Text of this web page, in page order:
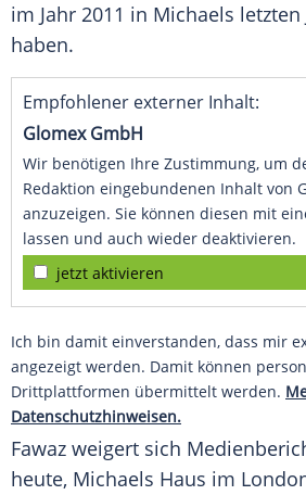
im Jahr 2011 in Michaels letzten
haben.
Empfohlener externer Inhalt:
Glomex GmbH
Wir benötigen Ihre Zustimmung, um
Redaktion eingebundenen Inhalt von
anzuzeigen. Sie können diesen mit
lassen und auch wieder deaktivieren.
jetzt aktivieren
Ich bin damit einverstanden, dass mir
angezeigt werden. Damit können
Drittplattformen übermittelt werden.
Datenschutzhinweisen.
Fawaz weigert sich
heute, Michaels Haus im